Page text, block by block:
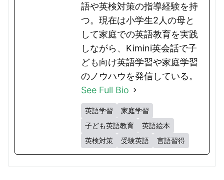
語や英検対策の指導経験を持
つ。現在は小学生2人の母と
して家庭での英語教育を実践
しながら、Kimini英会話で子
ども向け英語学習や家庭学習
のノウハウを発信している。
See Full Bio
英語学習
家庭学習
子ども英語教育
英語絵本
英検対策
受験英語 言語習得